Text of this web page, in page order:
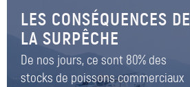
LES CONSÉQUENCES DE
LA SURPÊCHE
De nos jours, ce sont 80% des
stocks de poissons commerciaux